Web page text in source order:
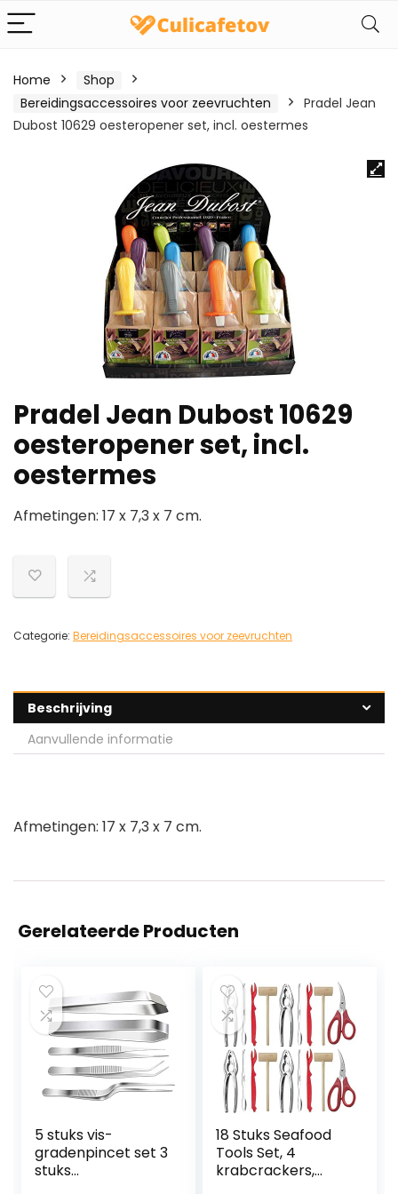
Home
Shop
Bereidingsaccessoires voor zeevruchten
Pradel Jean
Dubost 10629 oesteropener set, incl. oestermes
Pradel Jean Dubost 10629
oesteropener set, incl.
oestermes
Afmetingen: 17 x 7,3 x 7 cm.
Categorie: Bereidingsaccessoires voor zeevruchten
Beschrijving
Aanvullende informatie
Afmetingen: 17 x 7,3 x 7 cm.
Gerelateerde Producten
5 stuks vis-
gradenpincet set 3
stuks
18 Stuks Seafood
Tools Set, 4
krabcrackers,